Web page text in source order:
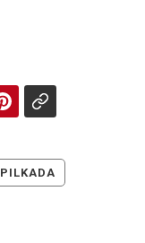
PILKADA